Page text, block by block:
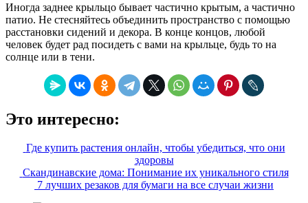
Иногда заднее крыльцо бывает частично крытым, а частично
патио. Не стесняйтесь объединить пространство с помощью
расстановки сидений и декора. В конце концов, любой
человек будет рад посидеть с вами на крыльце, будь то на
солнце или в тени.
Это интересно:
Где купить растения онлайн, чтобы убедиться, что они
здоровы
Скандинавские дома: Понимание их уникального стиля
7 лучших резаков для бумаги на все случаи жизни